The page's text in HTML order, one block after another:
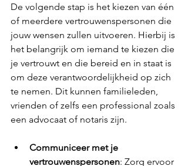
De volgende stap is het kiezen van één
of meerdere vertrouwenspersonen die
jouw wensen zullen uitvoeren. Hierbij is
het belangrijk om iemand te kiezen die
je vertrouwt en die bereid en in staat is
om deze verantwoordelijkheid op zich
te nemen. Dit kunnen familieleden,
vrienden of zelfs een professional zoals
een advocaat of notaris zijn.
Communiceer met je
vertrouwenspersonen: Zorg ervoor